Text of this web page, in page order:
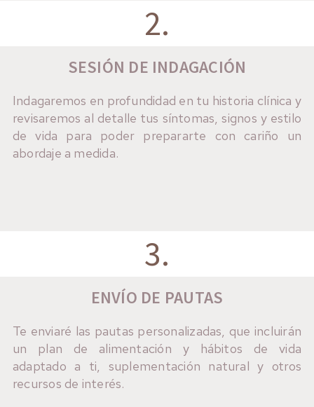
2.
SESIÓN DE INDAGACIÓN
Indagaremos en profundidad en tu historia clínica y
revisaremos al detalle tus síntomas, signos y estilo
de vida para poder prepararte con cariño un
abordaje a medida.
3.
ENVÍO DE PAUTAS
Te enviaré las pautas personalizadas, que incluirán
un plan de alimentación y hábitos de vida
adaptado a ti, suplementación natural y otros
recursos de interés.